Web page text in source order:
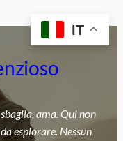
ama. Qui non
esplorare. Nessun
IT